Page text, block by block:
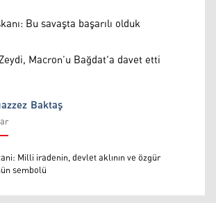
Bu savaşta başarılı olduk
Macron’u Bağdat'a davet etti
Baktaş
Milli iradenin, devlet aklının ve özgür
sembolü